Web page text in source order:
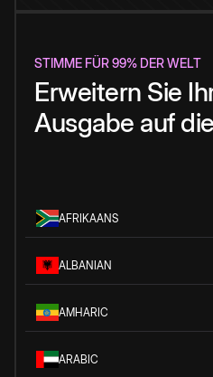
STIMME FÜR 99% DER WELT
Erweitern Sie
Ausgabe auf
AFRIKAANS
ALBANIAN
AMHARIC
ARABIC